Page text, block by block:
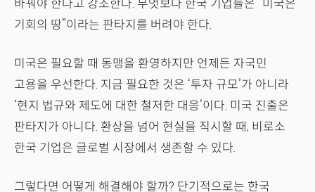
바꿔야 한다고 강조한다. 무엇보다 한국 기업들은 “미국은
기회의 땅”이라는 판타지를 버려야 한다.
미국은 필요할 때 동맹을 환영하지만 언제든 자국민
고용을 우선한다. 지금 필요한 것은 ‘투자 규모’가 아니라
‘현지 법규와 제도에 대한 철저한 대응’이다. 미국 진출은
판타지가 아니다. 환상을 넘어 현실을 직시할 때, 비로소
한국 기업은 글로벌 시장에서 생존할 수 있다.
그렇다면 어떻게 해결해야 할까? 단기적으로는 한국